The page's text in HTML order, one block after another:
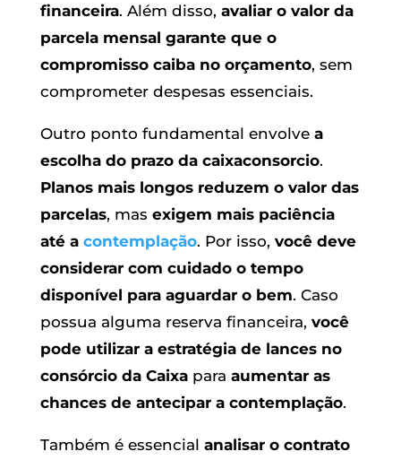
financeira. Além disso, avaliar o valor da
parcela mensal garante que o
compromisso caiba no orçamento, sem
comprometer despesas essenciais.
Outro ponto fundamental envolve a
escolha do prazo da caixaconsorcio.
Planos mais longos reduzem o valor das
parcelas, mas exigem mais paciência
até a contemplação. Por isso, você deve
considerar com cuidado o tempo
disponível para aguardar o bem. Caso
possua alguma reserva financeira, você
pode utilizar a estratégia de lances no
consórcio da Caixapara aumentar as
chances de antecipar a contemplação.
Também é essencial analisar o contrato